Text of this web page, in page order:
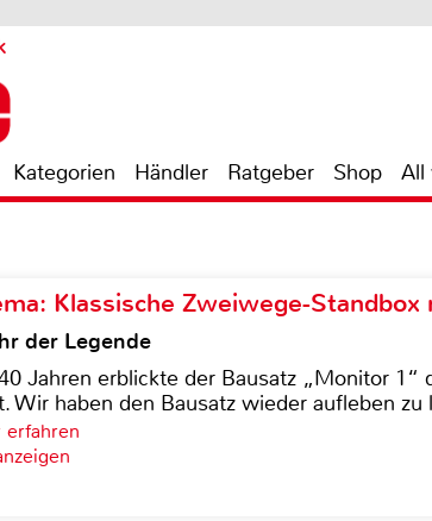
Kategorien Händler Ratgeber Shop All
Klassische Zweiwege-
der Legende
Jahren erblickte der Bausatz „Monitor 1“
Wir haben den Bausatz wieder aufleben zu